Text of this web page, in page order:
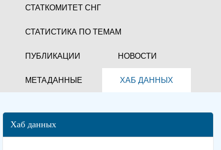
СТАТКОМИТЕТ СНГ
СТАТИСТИКА ПО ТЕМАМ
ПУБЛИКАЦИИ НОВОСТИ
МЕТАДАННЫЕ ХАБ ДАННЫХ
Хаб данных